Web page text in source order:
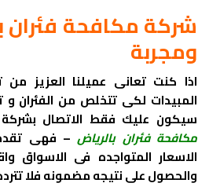
شركة مكافحة فئران
ومجربة
اذا كنت تعانى عميلنا العزيز
المبيدات لكى تتخلص من الفئران
سيكون عليك فقط الاتصال بشركة
مكافحة فئران بالرياض– فهى تقدم
الاسعار المتواجده فى الاسواق
والحصول على نتيجه مضمونه فلا